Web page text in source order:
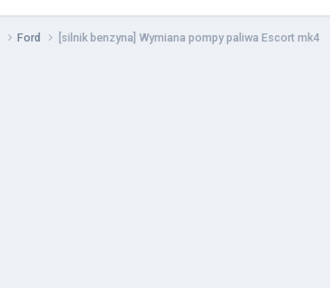
Ford [silnik benzyna] Wymiana pompy paliwa Escort mk4